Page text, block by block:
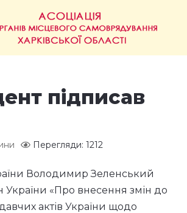
підписав
Перегляди: 1212
Володимир Зеленський
України «Про внесення змін до
актів України щодо